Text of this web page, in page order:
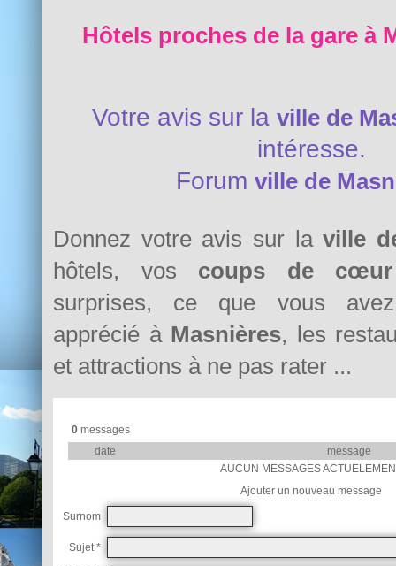
Hôtels proches de la gare à
Votre avis sur la ville de
intéresse.
Forum ville de
Donnez votre avis sur laville
hôtels, vos coups de cœur
surprises, ce que vous avez
apprécié à Masnières, les
et attractions à ne pas rater ...
0messages
date
message
AUCUN MESSAGES
Ajouter un nouveau message
Surnom
Sujet *